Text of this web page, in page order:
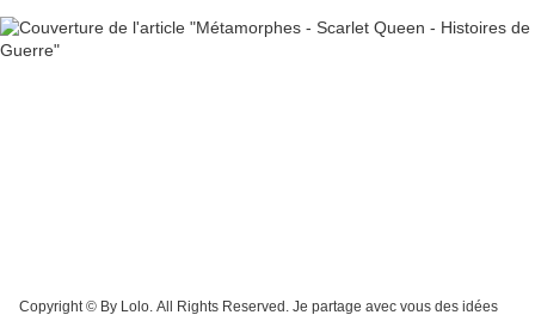
Copyright © By Lolo. All Rights Reserved. Je partage avec vous des idées